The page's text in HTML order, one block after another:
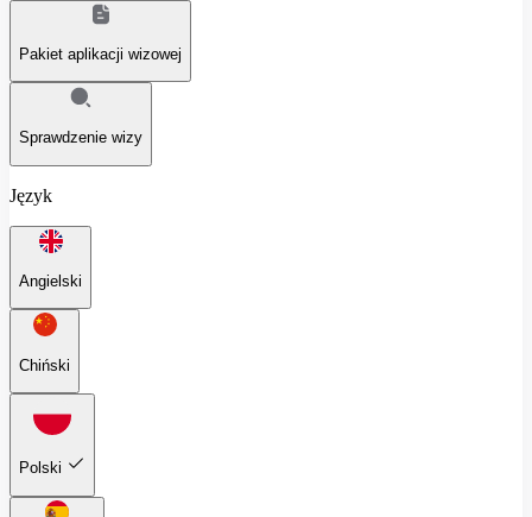
Pakiet aplikacji wizowej
Sprawdzenie wizy
Język
Angielski
Chiński
Polski